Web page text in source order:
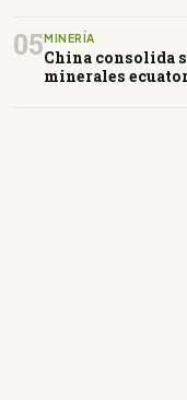
05MINERÍA
China consolida
minerales